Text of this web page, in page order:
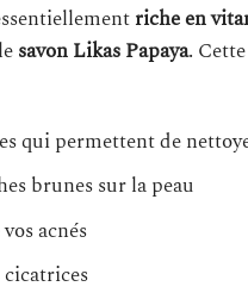
riche en
savon Likas Papaya.
qui permettent de
brunes sur la peau
acnés